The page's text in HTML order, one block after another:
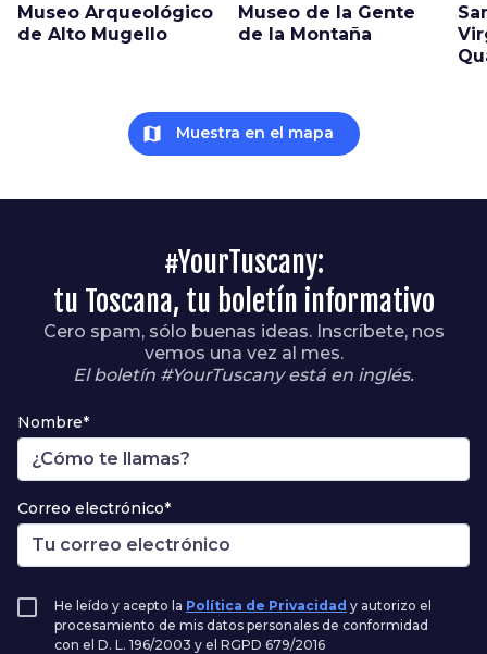
Museo Arqueológico
de Alto Mugello
Museo de la Gente
de la Montaña
map Muestra en el mapa
#YourTuscany:
tu Toscana, tu boletín informativo
Cero spam, sólo buenas ideas. Inscríbete, nos
vemos una vez al mes.
El boletín #YourTuscany está en inglés.
Nombre*
Correo electrónico*
He leído y acepto la Política de Privacidad y autorizo el
procesamiento de mis datos personales de conformidad
con el D. L. 196/2003 y el RGPD 679/2016